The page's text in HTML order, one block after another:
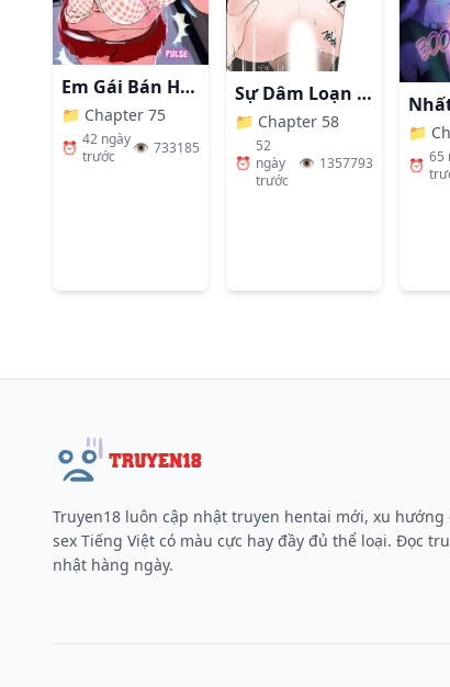
Em Gái Bán Hàng Sextoy
📁 Chapter 75
⏰ 42 ngày
trước
👁️ 733185
Sự Dâm Loạn Ở Bệnh Viện
📁 Chapter 58
⏰
52
ngày
trước
👁️ 1357793
📁
⏰ 65
Truyen18 luôn cập nhật truyen hentai mới, xu
sex Tiếng Việt có màu cực hay đầy đủ thể loại. Đọc
nhật hàng ngày.